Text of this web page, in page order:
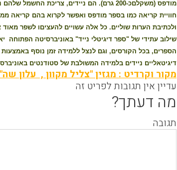
חוויית קריאה כמו בספר מודפס ואפשר לקרוא בהם קריאה
ולכתיבת הערות שוליים. כל אלה עשויים להעציםו לשפר
שילוב עתידי של "ספר דיגיטלי נייד" באוניברסיטה
הספרים, בכל הקורסים, וגם לנצל ללמידה זמן נוסף
דיגיטאליים ניידים בלמידה המשולבת של סטודנטים
מקור וקרדיט : מגזין "צליל מקוון , עלון
עדיין אין תגובות לפריט זה
מה דעתך?
תגובה